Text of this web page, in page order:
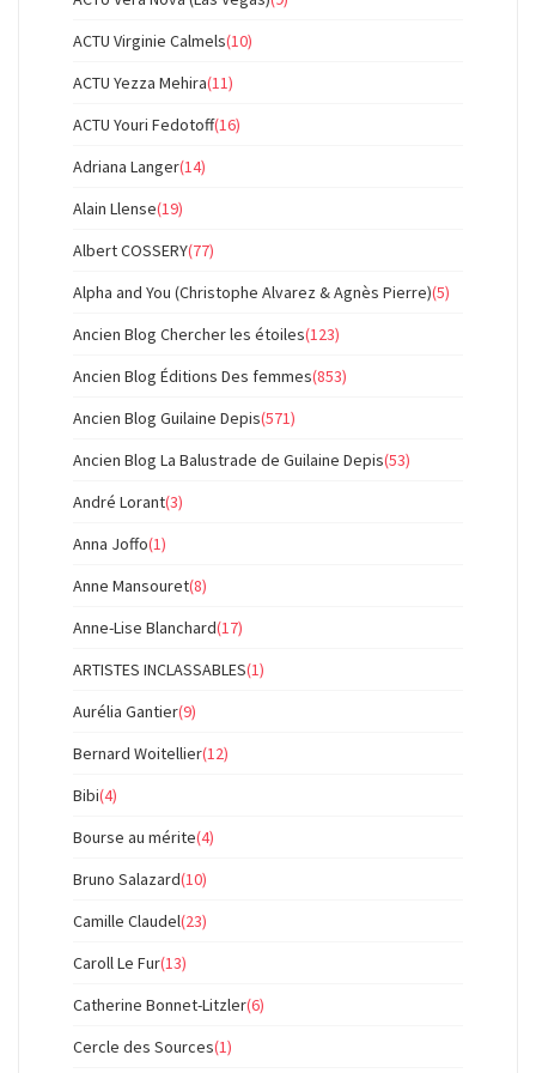
ACTU Virginie Calmels(10)
ACTU Yezza Mehira(11)
ACTU Youri Fedotoff(16)
Adriana Langer(14)
Alain Llense(19)
Albert COSSERY(77)
Alpha and You (Christophe Alvarez & Agnès Pierre)(5)
Ancien Blog Chercher les étoiles(123)
Ancien Blog Éditions Des femmes(853)
Ancien Blog Guilaine Depis(571)
Ancien Blog La Balustrade de Guilaine Depis(53)
André Lorant(3)
Anna Joffo(1)
Anne Mansouret(8)
Anne-Lise Blanchard(17)
ARTISTES INCLASSABLES(1)
Aurélia Gantier(9)
Bernard Woitellier(12)
Bibi(4)
Bourse au mérite(4)
Bruno Salazard(10)
Camille Claudel(23)
Caroll Le Fur(13)
Catherine Bonnet-Litzler(6)
Cercle des Sources(1)